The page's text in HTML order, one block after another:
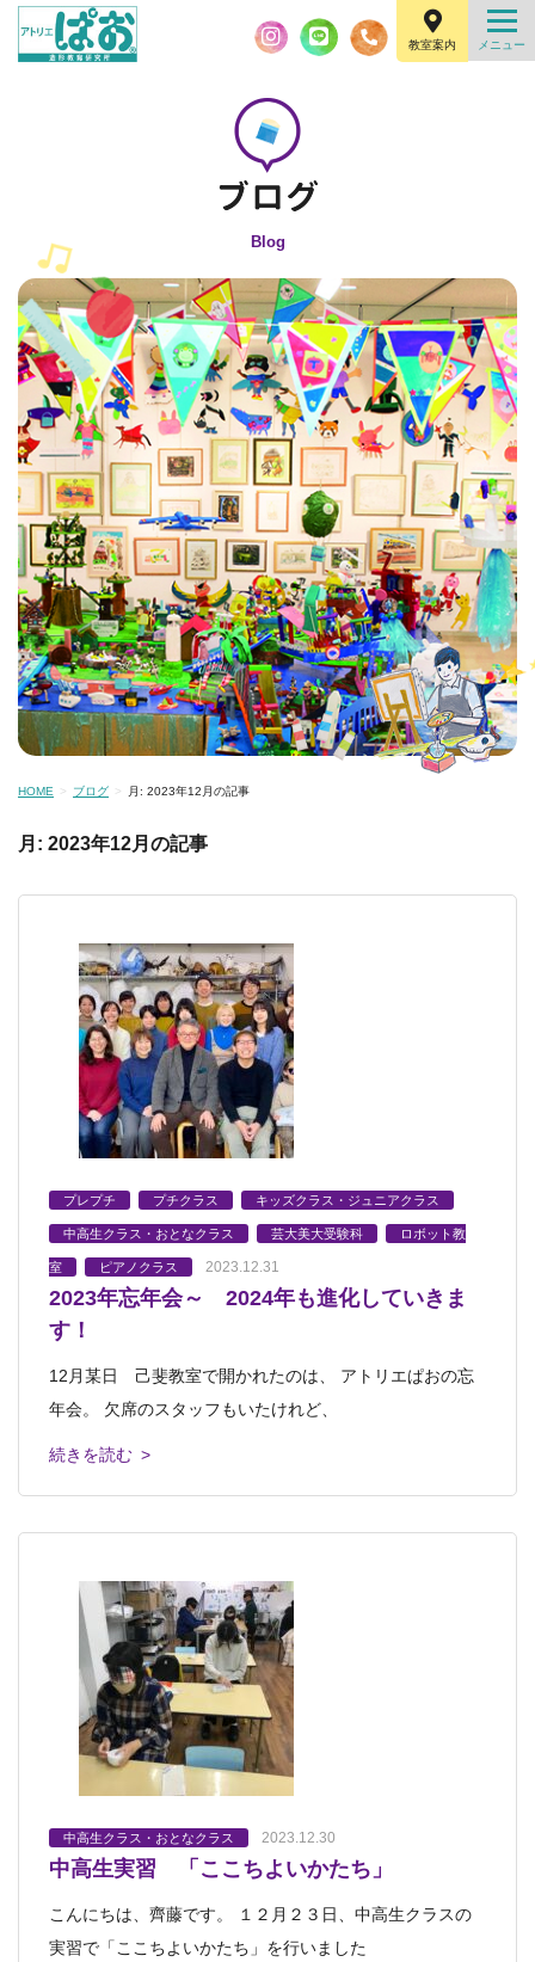
教室案内
Blog
HOME ブログ 月: 2023年12月の記事
月: 2023年12月 の記事
プレプチ プチクラス キッズクラス・ジュニアクラス
中高生クラス・おとなクラス 芸大美大受験科 ロボット教
室 ピアノクラス 2023.12.31
2023年忘年会～ 2024年も進化していきま
す！
12月某日 己斐教室で開かれたのは、 アトリエぱおの忘
年会。 欠席のスタッフもいたけれど、
続きを読む >
中高生クラス・おとなクラス 2023.12.30
中高生実習 「ここちよいかたち」
こんにちは、齊藤です。 １２月２３日、中高生クラスの
実習で「ここちよいかたち」を行いました